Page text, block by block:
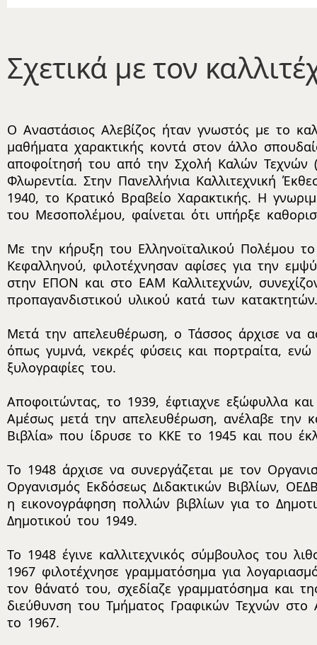
Σχετικά με τον
Ο Αναστάσιος Αλεβίζος ήταν γνωστός με το
μαθήματα χαρακτικής κοντά στον άλλο
αποφοίτησή του από την Σχολή Καλών Τεχνών
Φλωρεντία. Στην Πανελλήνια Καλλιτεχνική
1940, το Κρατικό Βραβείο Χαρακτικής. Η
του Μεσοπολέμου, φαίνεται ότι υπήρξε
Με την κήρυξη του Ελληνοϊταλικού Πολέμου
Κεφαλληνού, φιλοτέχνησαν αφίσες για την
στην ΕΠΟΝ και στο ΕΑΜ Καλλιτεχνών,
προπαγανδιστικού υλικού κατά των κατακτητών.
Μετά την απελευθέρωση, ο Τάσσος άρχισε να
όπως γυμνά, νεκρές φύσεις και πορτραίτα,
ξυλογραφίες του.
Αποφοιτώντας, το 1939, έφτιαχνε εξώφυλλα
Αμέσως μετά την απελευθέρωση, ανέλαβε την
Βιβλία» που ίδρυσε το ΚΚΕ το 1945 και που
Το 1948 άρχισε να συνεργάζεται με τον
Οργανισμός Εκδόσεως Διδακτικών Βιβλίων,
η εικονογράφηση πολλών βιβλίων για το
Δημοτικού του 1949.
Το 1948 έγινε καλλιτεχνικός σύμβουλος του
1967 φιλοτέχνησε γραμματόσημα για
τον θάνατό του, σχεδίαζε γραμματόσημα και
διεύθυνση του Τμήματος Γραφικών Τεχνών στο
το 1967.